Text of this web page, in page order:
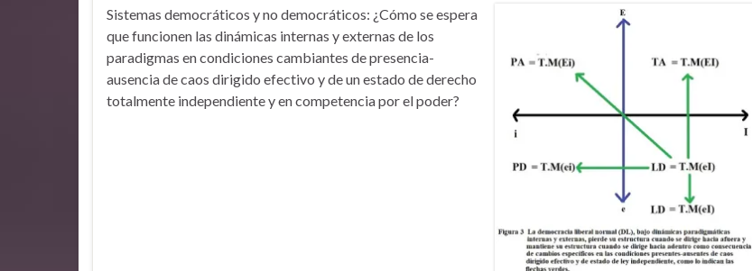
Sistemas democráticos y no democráticos: ¿Cómo se espera
que funcionen las dinámicas internas y externas de los
paradigmas en condiciones cambiantes de presencia-
ausencia de caos dirigido efectivo y de un estado de derecho
totalmente independiente y en competencia por el poder?